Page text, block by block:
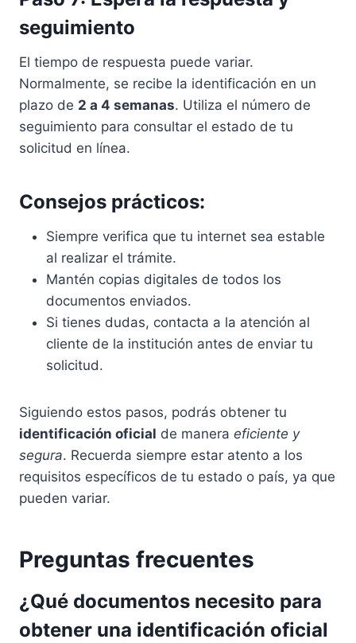
seguimiento
El tiempo de respuesta puede variar.
Normalmente, se recibe la identificación en un
plazo de 2 a 4 semanas. Utiliza el número de
seguimiento para consultar el estado de tu
solicitud en línea.
Consejos prácticos:
Siempre verifica que tu internet sea estable
al realizar el trámite.
Mantén copias digitales de todos los
documentos enviados.
Si tienes dudas, contacta a la atención al
cliente de la institución antes de enviar tu
solicitud.
Siguiendo estos pasos, podrás obtener tu
identificación oficial de manera eficiente y
segura. Recuerda siempre estar atento a los
requisitos específicos de tu estado o país, ya que
pueden variar.
Preguntas frecuentes
¿Qué documentos necesito para
obtener una identificación oficial